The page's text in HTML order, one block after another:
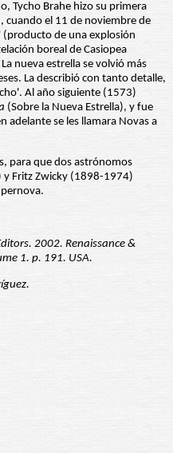
Tycho Brahe hizo su primera
cuando el 11 de noviembre de
(producto de una explosión
boreal de Casiopea
nueva estrella se volvió más
La describió con tanto detalle,
Al año siguiente (1573)
(Sobre la Nueva Estrella), y fue
adelante se les llamara Novas a
para que dos astrónomos
Fritz Zwicky (1898-1974)
2002. Renaissance &
1. p. 191. USA.